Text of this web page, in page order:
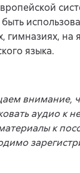
гимназиях, на
языка.
внимание,
аудио к
к